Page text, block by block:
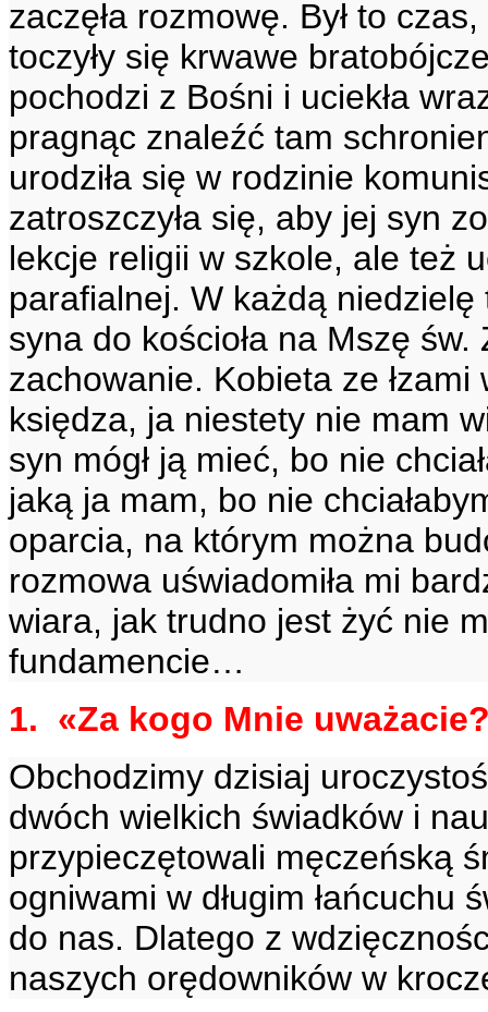
zaczęła rozmowę. Był to
toczyły się krwawe
pochodzi z Bośni i uciekła
pragnąc znaleźć tam
urodziła się w rodzinie
zatroszczyła się, aby jej syn
lekcje religii w szkole, ale też
parafialnej. W każdą
syna do kościoła na Mszę
zachowanie. Kobieta ze łzami
księdza, ja niestety nie mam
syn mógł ją mieć, bo nie
jaką ja mam, bo nie
oparcia, na którym można
rozmowa uświadomiła mi
wiara, jak trudno jest żyć nie
fundamencie…
1. «Za kogo Mnie
Obchodzimy dzisiaj
dwóch wielkich świadków i
przypieczętowali męczeńską
ogniwami w długim łańcuchu
do nas. Dlatego z
naszych orędowników w